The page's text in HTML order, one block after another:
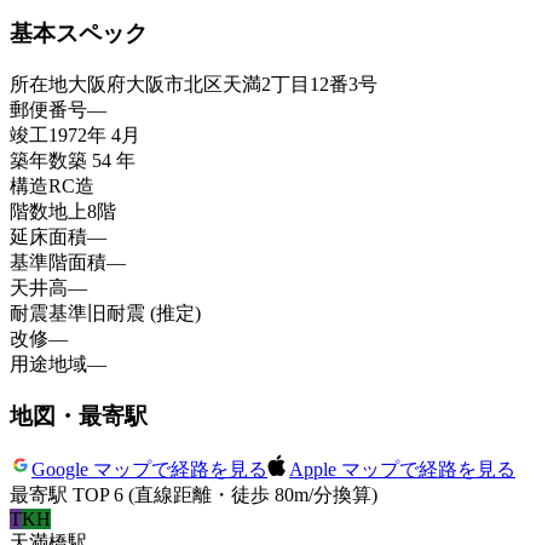
基本スペック
所在地大阪府大阪市北区天満2丁目12番3号
郵便番号—
竣工1972年 4月
築年数築 54 年
構造RC造
階数地上8階
延床面積—
基準階面積—
天井高—
耐震基準 旧耐震 (推定)
改修—
用途地域—
地図・最寄駅
Google マップで経路を見る
Apple マップで経路を見る
最寄駅 TOP 6 (直線距離・徒歩 80m/分換算)
TKH